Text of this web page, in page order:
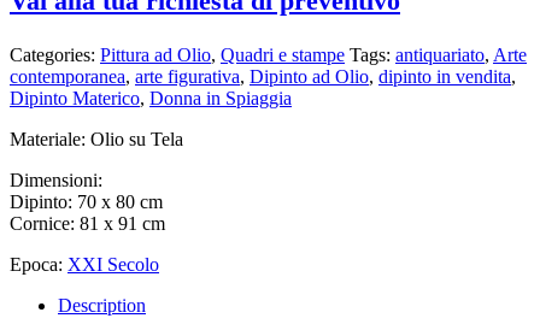
Categories: Pittura ad Olio, Quadri e stampe Tags: antiquariato, Arte
contemporanea, arte figurativa, Dipinto ad Olio, dipinto in vendita,
Dipinto Materico, Donna in Spiaggia
Materiale: Olio su Tela
Dimensioni:
Dipinto: 70 x 80 cm
Cornice: 81 x 91 cm
Epoca: XXI Secolo
Description